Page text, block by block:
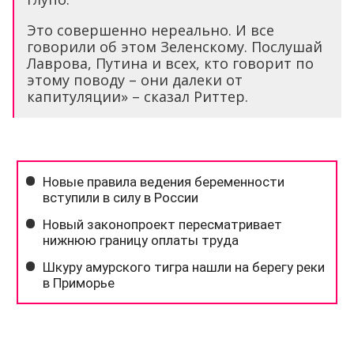
Это совершенно нереально. И все
говорили об этом Зеленскому. Послушай
Лаврова, Путина и всех, кто говорит по
этому поводу – они далеки от
капитуляции» – сказал Риттер.